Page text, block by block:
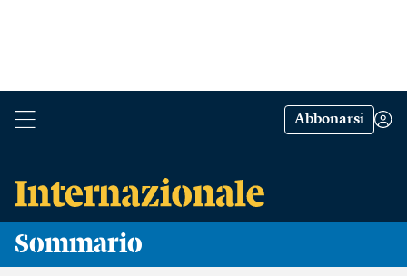
Abbonarsi
Sommario